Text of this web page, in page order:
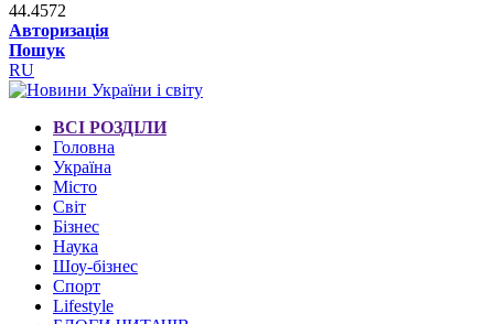
44.4572
Авторизація
Пошук
RU
ВСІ РОЗДІЛИ
Головна
Україна
Місто
Світ
Бізнес
Наука
Шоу-бізнес
Спорт
Lifestyle